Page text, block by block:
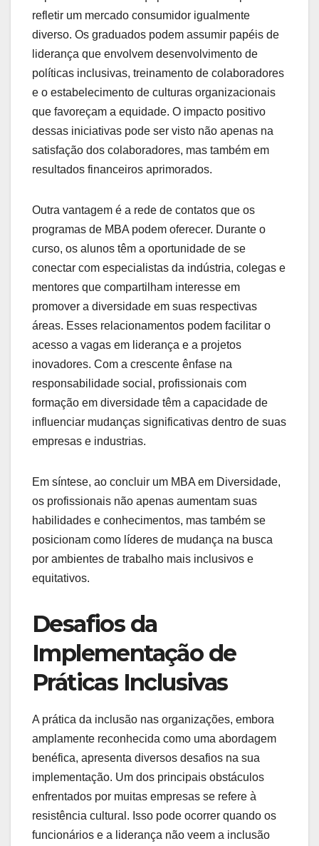
refletir um mercado consumidor igualmente
diverso. Os graduados podem assumir papéis de
liderança que envolvem desenvolvimento de
políticas inclusivas, treinamento de colaboradores
e o estabelecimento de culturas organizacionais
que favoreçam a equidade. O impacto positivo
dessas iniciativas pode ser visto não apenas na
satisfação dos colaboradores, mas também em
resultados financeiros aprimorados.
Outra vantagem é a rede de contatos que os
programas de MBA podem oferecer. Durante o
curso, os alunos têm a oportunidade de se
conectar com especialistas da indústria, colegas e
mentores que compartilham interesse em
promover a diversidade em suas respectivas
áreas. Esses relacionamentos podem facilitar o
acesso a vagas em liderança e a projetos
inovadores. Com a crescente ênfase na
responsabilidade social, profissionais com
formação em diversidade têm a capacidade de
influenciar mudanças significativas dentro de suas
empresas e industrias.
Em síntese, ao concluir um MBA em Diversidade,
os profissionais não apenas aumentam suas
habilidades e conhecimentos, mas também se
posicionam como líderes de mudança na busca
por ambientes de trabalho mais inclusivos e
equitativos.
Desafios da
Implementação de
Práticas Inclusivas
A prática da inclusão nas organizações, embora
amplamente reconhecida como uma abordagem
benéfica, apresenta diversos desafios na sua
implementação. Um dos principais obstáculos
enfrentados por muitas empresas se refere à
resistência cultural. Isso pode ocorrer quando os
funcionários e a liderança não veem a inclusão